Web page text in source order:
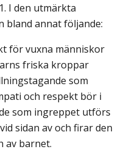
I den utmärkta
bland annat följande:
för vuxna människor
friska kroppar
som
och respekt bör i
som ingreppet utförs
sidan av och firar den
av barnet.